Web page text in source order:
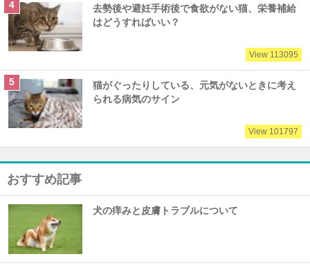
去勢後や避妊手術後で食欲がない猫、栄養補給
はどうすればいい？
View 113095
猫がぐったりしている、元気がないときに考え
られる病気のサイン
View 101797
おすすめ記事
犬の痒みと皮膚トラブルについて